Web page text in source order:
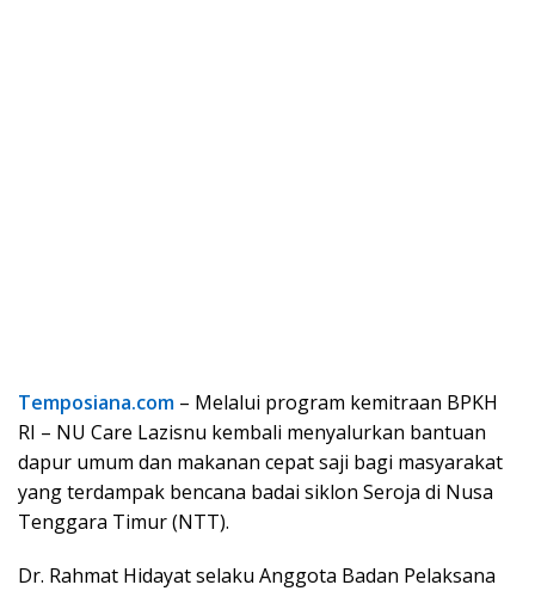
Temposiana.com – Melalui program kemitraan BPKH
RI – NU Care Lazisnu kembali menyalurkan bantuan
dapur umum dan makanan cepat saji bagi masyarakat
yang terdampak bencana badai siklon Seroja di Nusa
Tenggara Timur (NTT).
Dr. Rahmat Hidayat selaku Anggota Badan Pelaksana